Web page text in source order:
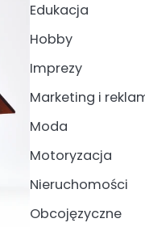
Edukacja
Hobby
Imprezy
Marketing i
Moda
Motoryzacja
Nieruchomości
Obcojęzyczne